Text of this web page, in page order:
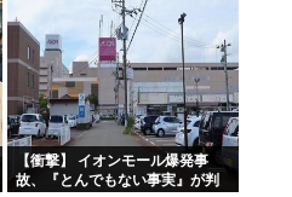
【衝撃】 イオンモール爆発事
故、『とんでもない事実』が判